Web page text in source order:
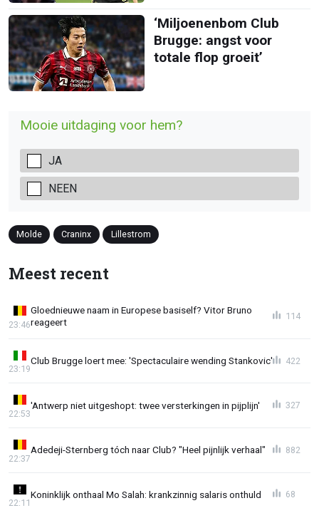
‘Miljoenenbom Club
Brugge: angst voor
totale flop groeit’
Mooie uitdaging voor hem?
JA
NEEN
Molde Craninx Lillestrom
Meest recent
Gloednieuwe naam in Europese basiself? Vitor Bruno
reageert
23:46
114
Club Brugge loert mee: 'Spectaculaire wending Stankovic'
23:19
422
'Antwerp niet uitgeshopt: twee versterkingen in pijplijn'
22:53
327
Adedeji-Sternberg tóch naar Club? "Heel pijnlijk verhaal"
22:37
882
Koninklijk onthaal Mo Salah: krankzinnig salaris onthuld
22:11
68